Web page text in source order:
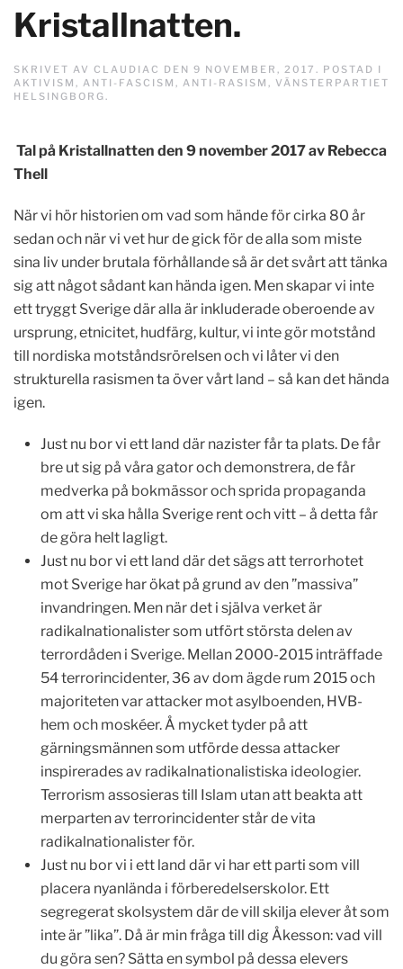
Kristallnatten.
SKRIVET AV CLAUDIAC DEN 9 NOVEMBER, 2017 . POSTAD I
AKTIVISM , ANTI-FASCISM , ANTI-RASISM , VÄNSTERPARTIET
HELSINGBORG .
Tal på Kristallnatten den 9 november 2017 av Rebecca
Thell
När vi hör historien om vad som hände för cirka 80 år
sedan och när vi vet hur de gick för de alla som miste
sina liv under brutala förhållande så är det svårt att tänka
sig att något sådant kan hända igen. Men skapar vi inte
ett tryggt Sverige där alla är inkluderade oberoende av
ursprung, etnicitet, hudfärg, kultur, vi inte gör motstånd
till nordiska motståndsrörelsen och vi låter vi den
strukturella rasismen ta över vårt land – så kan det hända
igen.
Just nu bor vi ett land där nazister får ta plats. De får
bre ut sig på våra gator och demonstrera, de får
medverka på bokmässor och sprida propaganda
om att vi ska hålla Sverige rent och vitt – å detta får
de göra helt lagligt.
Just nu bor vi ett land där det sägs att terrorhotet
mot Sverige har ökat på grund av den ”massiva”
invandringen. Men när det i själva verket är
radikalnationalister som utfört största delen av
terrordåden i Sverige. Mellan 2000-2015 inträffade
54 terrorincidenter, 36 av dom ägde rum 2015 och
majoriteten var attacker mot asylboenden, HVB-
hem och moskéer. Å mycket tyder på att
gärningsmännen som utförde dessa attacker
inspirerades av radikalnationalistiska ideologier.
Terrorism assosieras till Islam utan att beakta att
merparten av terrorincidenter står de vita
radikalnationalister för.
Just nu bor vi i ett land där vi har ett parti som vill
placera nyanlända i förberedelserskolor. Ett
segregerat skolsystem där de vill skilja elever åt som
inte är ”lika”. Då är min fråga till dig Åkesson: vad vill
du göra sen? Sätta en symbol på dessa elevers